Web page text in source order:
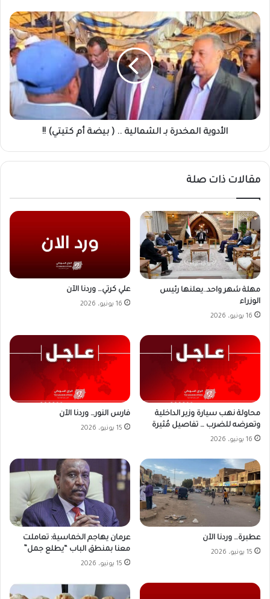
الأدوية
المخدرة
بـ
الشمالية
(
بيضة
أم
كتيتي)
الأدوية المخدرة بـ الشمالية .. ( بيضة أم كتيتي) !!
مقالات ذات صلة
مهلة شهر واحد..يعلنها رئيس
الوزراء
16 يونيو، 2026
علي كرتي… وردنا الآن
16 يونيو، 2026
محاولة نهب سيارة وزير الداخلية
وتعرضه للضرب … تفاصيل مُثيرة
16 يونيو، 2026
فارس النور… وردنا الآن
15 يونيو، 2026
عطبرة… وردنا الآن
15 يونيو، 2026
عرمان يهاجم الخماسية: تعاملت
معنا بمنطق الباب “يطلع جمل”
15 يونيو، 2026